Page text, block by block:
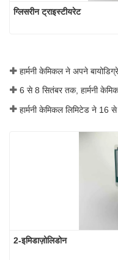
ग्लिसरीन ट्राइस्टीयरेट
2-इमिडाज़ोलिडोन